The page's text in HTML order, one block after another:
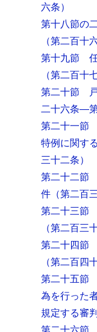
六条）
第十八節の
（第二百十
第十九節
（第二百十
第二十節
二十六条―
第二十一節
特例に関す
三十二条）
第二十二節
件 （第二百
第二十三節
（第二百三
第二十四節
（第二百四
第二十五節
為を行った
規定する審